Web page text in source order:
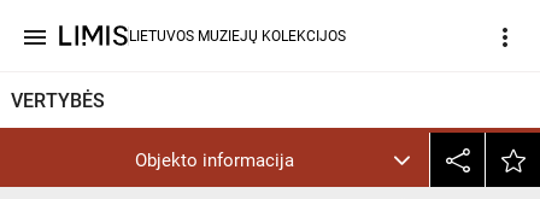
menu LIETUVOS MUZIEJŲ KOLEKCIJOS more_vert
VERTYBĖS
Objekto informacija